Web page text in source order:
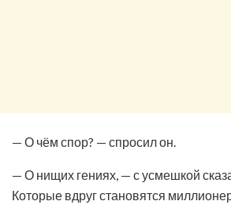
— О чём спор? — спросил он.
— О нищих гениях, — с усмешкой
Которые вдруг становятся